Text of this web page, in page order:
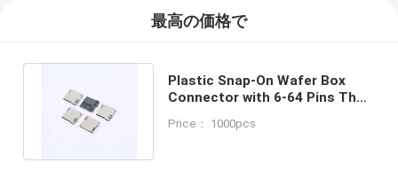
最高の価格で
Plastic Snap-On Wafer Box
Connector with 6-64 Pins The
Price： 1000pcs